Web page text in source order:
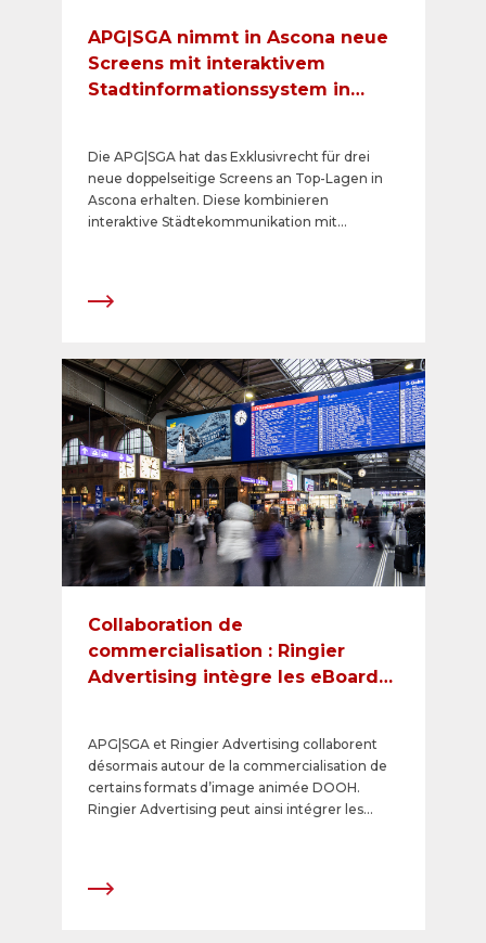
APG|SGA nimmt in Ascona neue
Screens mit interaktivem
Stadtinformationssystem in
Die APG|SGA hat das Exklusivrecht für drei
neue doppelseitige Screens an Top-Lagen in
Ascona erhalten. Diese kombinieren
interaktive Städtekommunikation mit
relevante Informationen rund um Ascona. Auf
Animationen ausstrahlen.
Collaboration de
commercialisation : Ringier
Advertising intègre les eBoards
APG|SGA et Ringier Advertising collaborent
désormais autour de la commercialisation de
certains formats d’image animée DOOH.
Ringier Advertising peut ainsi intégrer les
situent à des emplacements attrayants et très